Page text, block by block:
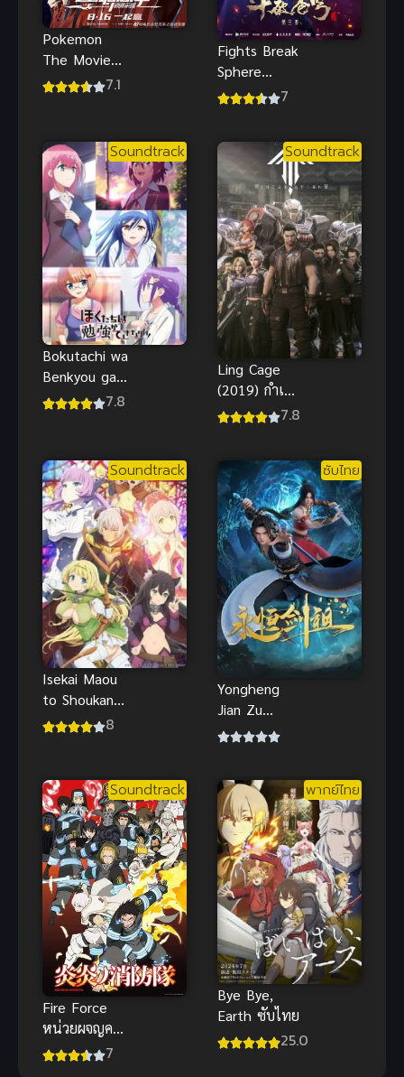
Pokemon
The Movie
โปเกม่อน
ผองเรา พากย์
ไทย
7.1
Fights Break
Sphere
Season 3 7
Soundtrack
Bokutachi wa
Benkyou ga
Dekinai! ภาค
ไม่มีสอน
7.8
Soundtrack
Ling Cage
(2019) กำเนิด
เกิดใหม่
7.8
Soundtrack
Isekai Maou
to Shoukan
Shoujo no
จอมมารต่าง
โลกกับบริวาร
สาวนักอัญเชิญ
ภาค 2
8
ซับไทย
Yongheng
Jian Zu
(Rebirth of
ปรมาจารย์
กระบี่เกิดใหม่
Soundtrack
Fire Force
หน่วยผจญคน
ไฟลุก ภาค 1
7
พากย์ไทย
Bye Bye,
Earth ซับไทย
25.0